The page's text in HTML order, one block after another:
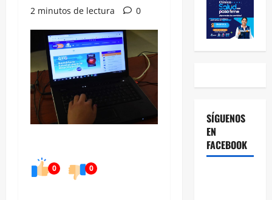
2 minutos de lectura
0
0 0
SÍGUENOS
EN
FACEBOOK